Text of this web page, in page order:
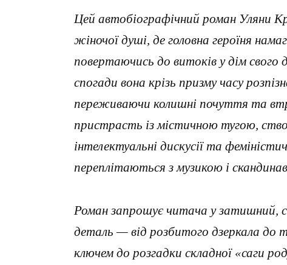
Цей автобіографічний роман Уляни
жіночої душі, де головна героїня
повертаючись до витоків у дім
спогади вона крізь призму часу
переживаючи колишні почуття та
пристрасть із містичною тугою,
інтелектуальні дискусії та
переплітаються з музикою і
Роман запрошує читача у затишний,
деталь — від розбитого дзеркала
ключем до розгадки складної «саги